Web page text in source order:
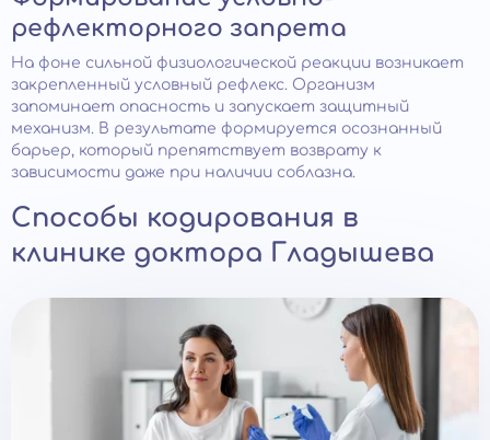
рефлекторного запрета
На фоне сильной физиологической реакции возникает
закрепленный условный рефлекс. Организм
запоминает опасность и запускает защитный
механизм. В результате формируется осознанный
барьер, который препятствует возврату к
зависимости даже при наличии соблазна.
Способы кодирования в
клинике доктора Гладышева